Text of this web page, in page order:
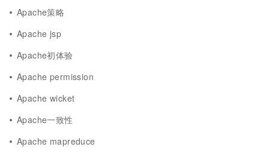
Apache策略
Apache jsp
Apache初体验
Apache permission
Apache wicket
Apache一致性
Apache mapreduce